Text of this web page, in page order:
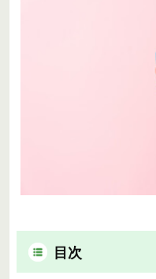
目次